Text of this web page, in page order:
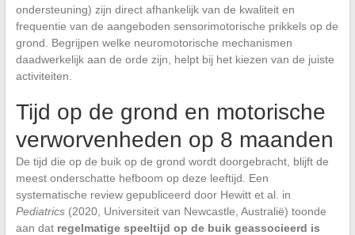
ondersteuning) zijn direct afhankelijk van de kwaliteit en
frequentie van de aangeboden sensorimotorische prikkels op de
grond. Begrijpen welke neuromotorische mechanismen
daadwerkelijk aan de orde zijn, helpt bij het kiezen van de juiste
activiteiten.
Tijd op de grond en motorische
verworvenheden op 8 maanden
De tijd die op de buik op de grond wordt doorgebracht, blijft de
meest onderschatte hefboom op deze leeftijd. Een
systematische review gepubliceerd door Hewitt et al. in
Pediatrics(2020, Universiteit van Newcastle, Australië) toonde
aan dat regelmatige speeltijd op de buik geassocieerd is